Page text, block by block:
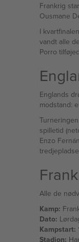
Frankrig
Ousmane
I
vandt alle
Porro
Englands
modstand:
spilletid
Enzo
Alle de
Kamp:
Dato:
Kampstart:
Stadion: